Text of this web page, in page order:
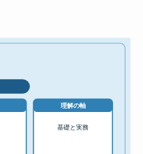
理解の軸
基礎と実務